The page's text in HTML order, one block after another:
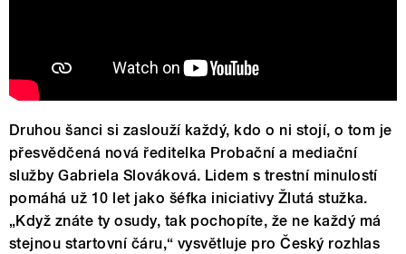
Druhou šanci si zaslouží každý, kdo o ni stojí, o tom je
přesvědčená nová ředitelka Probační a mediační
služby Gabriela Slováková. Lidem s trestní minulostí
pomáhá už 10 let jako šéfka iniciativy Žlutá stužka.
„Když znáte ty osudy, tak pochopíte, že ne každý má
stejnou startovní čáru,“ vysvětluje pro Český rozhlas